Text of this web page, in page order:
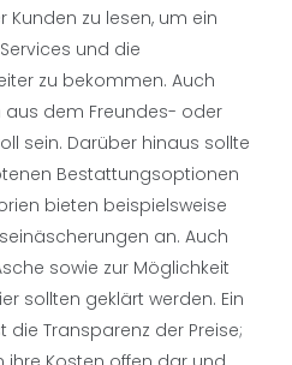
zu lesen, um ein
und die
zu bekommen. Auch
aus dem Freundes- oder
sein. Darüber hinaus sollte
Bestattungsoptionen
bieten beispielsweise
an. Auch
sowie zur Möglichkeit
sollten geklärt werden. Ein
die Transparenz der Preise;